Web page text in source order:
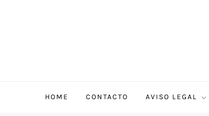
HOME CONTACTO AVISO LEGAL